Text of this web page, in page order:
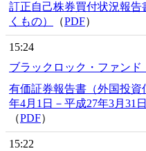
訂正自己株券買付状況報
くもの）
（PDF）
15:24
ブラックロック・ファンド
有価証券報告書（外国投資
年4月1日－平成27年3月31
（PDF）
15:22